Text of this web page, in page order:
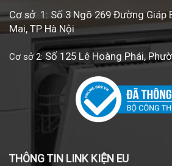
Cơ sở 1: Số 3 Ngõ 269 Đường Giáp
Mai, TP Hà Nội
Cơ sở 2: Số 125 Lê Hoàng Phái,
THÔNG TIN LINK KIỆN EU